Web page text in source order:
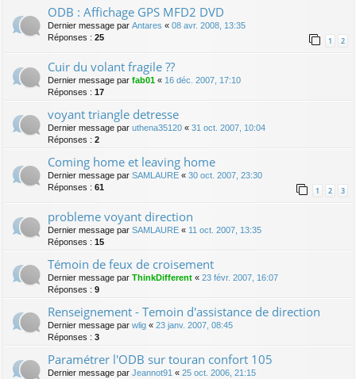
ODB : Affichage GPS MFD2 DVD
Dernier message par Antares « 08 avr. 2008, 13:35
Réponses : 25 1 2
Cuir du volant fragile ??
Dernier message par fab01 « 16 déc. 2007, 17:10
Réponses : 17
voyant triangle detresse
Dernier message par uthena35120 « 31 oct. 2007, 10:04
Réponses : 2
Coming home et leaving home
Dernier message par SAMLAURE « 30 oct. 2007, 23:30
Réponses : 61 1 2 3
probleme voyant direction
Dernier message par SAMLAURE « 11 oct. 2007, 13:35
Réponses : 15
Témoin de feux de croisement
Dernier message par ThinkDifferent « 23 févr. 2007, 16:07
Réponses : 9
Renseignement - Temoin d'assistance de direction
Dernier message par wlig « 23 janv. 2007, 08:45
Réponses : 3
Paramétrer l'ODB sur touran confort 105
Dernier message par Jeannot91 « 25 oct. 2006, 21:15